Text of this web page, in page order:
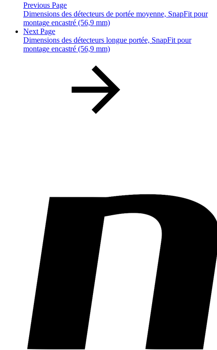
Previous Page
Dimensions des détecteurs de portée moyenne, SnapFit pour
montage encastré (56,9 mm)
Next Page
Dimensions des détecteurs longue portée, SnapFit pour
montage encastré (56,9 mm)